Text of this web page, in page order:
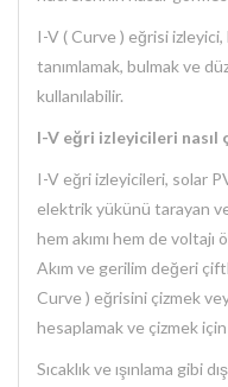
I-V ( Curve ) eğrisi
tanımlamak, bulmak ve
kullanılabilir.
I-V eğri izleyicileri nasıl
I-V eğri izleyicileri, solar
elektrik yükünü tarayan
hem akımı hem de
Akım ve gerilim değeri
Curve ) eğrisini çizmek
hesaplamak ve çizmek için
Sıcaklık ve ışınlama gibi